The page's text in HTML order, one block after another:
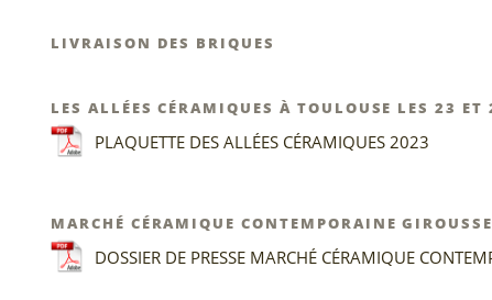
LIVRAISON DES BRIQUES
LES ALLÉES CÉRAMIQUES À TOULOUSE LES 23 ET
PLAQUETTE DES ALLÉES CÉRAMIQUES 2023
MARCHÉ CÉRAMIQUE CONTEMPORAINE
DOSSIER DE PRESSE MARCHÉ CÉRAMIQUE